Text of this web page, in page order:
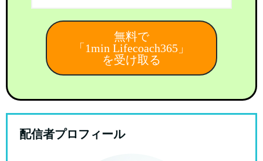
無料で
「1min Lifecoach365」
を受け取る
配信者プロフィール